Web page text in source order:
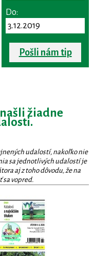
Do:
Pošli nám tip
žiadne
udalostí, nakoľko nie
sa jednotlivých udalostí je
aj z toho dôvodu, že na
vopred.